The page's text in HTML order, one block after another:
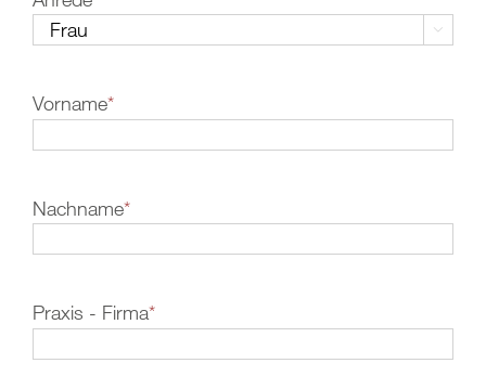

Vorname*
Nachname*
Praxis - Firma*